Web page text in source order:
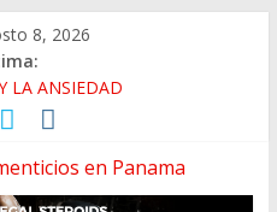
8, 2026
LA ANSIEDAD
y Su Antropología
Músculo en las Pantorrillas